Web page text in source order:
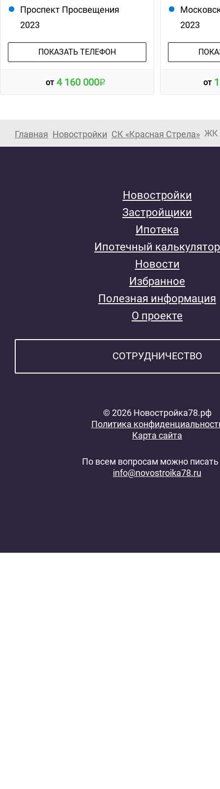
Проспект Просвещения
2023
ПОКАЗАТЬ ТЕЛЕФОН
от 4 160 000
2023
от
Главная Новостройки СК «Красная Стрела» ЖК
Новостройки
Застройщики
Ипотека
Ипотечный калькулятор
Новости
Избранное
Полезная информация
О проекте
СОТРУДНИЧЕСТВО
© 2026 Новостройка78.рф
Политика
Карта сайта
По всем вопросам можно писать
info@novostroika78.ru